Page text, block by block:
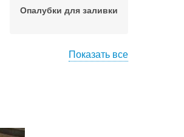
Опалубки для заливки
Показать все